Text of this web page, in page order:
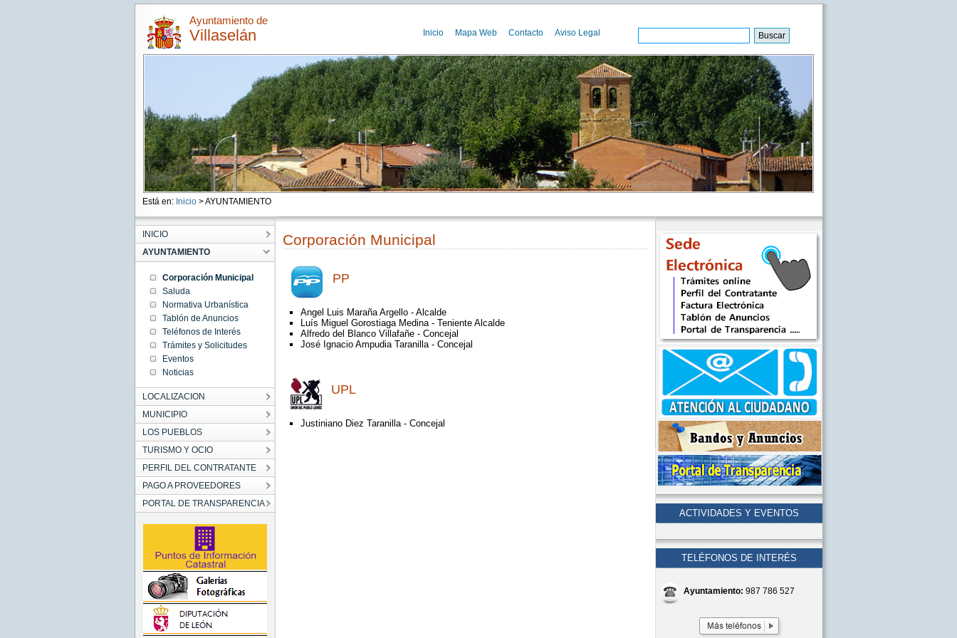
Ayuntamiento de
Villaselán Inicio Mapa Web Contacto Aviso Legal
Está en: Inicio > AYUNTAMIENTO
INICIO
AYUNTAMIENTO
Corporación Municipal
Saluda
Normativa Urbanística
Tablón de Anuncios
Teléfonos de Interés
Trámites y Solicitudes
Eventos
Noticias
LOCALIZACION
MUNICIPIO
LOS PUEBLOS
TURISMO Y OCIO
PERFIL DEL CONTRATANTE
PAGO A PROVEEDORES
PORTAL DE TRANSPARENCIA
Corporación Municipal
PP
Angel Luis Maraña Argello - Alcalde
Luís Miguel Gorostiaga Medina - Teniente Alcalde
Alfredo del Blanco Villafañe - Concejal
José Ignacio Ampudia Taranilla - Concejal
UPL
Justiniano Diez Taranilla - Concejal
ACTIVIDADES Y EVENTOS
TELÉFONOS DE INTERÉS
Ayuntamiento: 987 786 527